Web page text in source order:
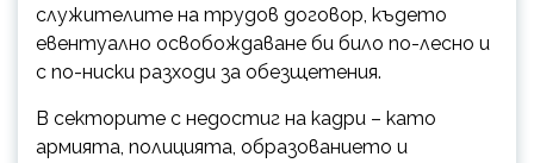
служителите на трудов договор, където
евентуално освобождаване би било по-лесно и
с по-ниски разходи за обезщетения.
В секторите с недостиг на кадри – като
армията, полицията, образованието и